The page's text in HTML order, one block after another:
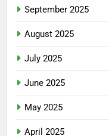
September 2025
August 2025
July 2025
June 2025
May 2025
April 2025